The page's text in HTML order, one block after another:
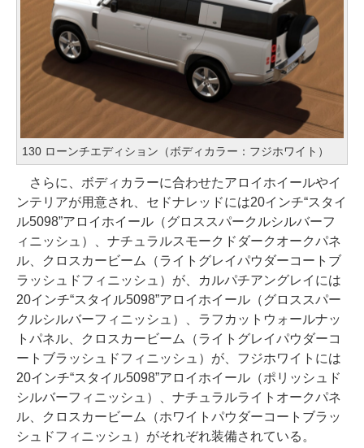
130 ローンチエディション（ボディカラー：フジホワイト）
さらに、ボディカラーに合わせたアロイホイールやイ
ンテリアが用意され、セドナレッドには20インチ“スタイ
ル5098”アロイホイール（グロススパークルシルバーフ
ィニッシュ）、ナチュラルスモークドダークオークパネ
ル、クロスカービーム（ライトグレイパウダーコートブ
ラッシュドフィニッシュ）が、カルパチアングレイには
20インチ“スタイル5098”アロイホイール（グロススパー
クルシルバーフィニッシュ）、ラフカットウォールナッ
トパネル、クロスカービーム（ライトグレイパウダーコ
ートブラッシュドフィニッシュ）が、フジホワイトには
20インチ“スタイル5098”アロイホイール（ポリッシュド
シルバーフィニッシュ）、ナチュラルライトオークパネ
ル、クロスカービーム（ホワイトパウダーコートブラッ
シュドフィニッシュ）がそれぞれ装備されている。